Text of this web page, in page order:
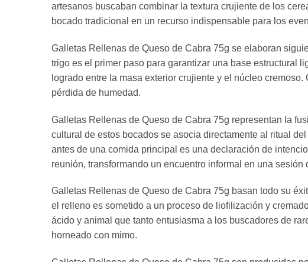
artesanos buscaban combinar la textura crujiente de los
bocado tradicional en un recurso indispensable para los
Galletas Rellenas de Queso de Cabra 75g se elaboran
trigo es el primer paso para garantizar una base estructural
logrado entre la masa exterior crujiente y el núcleo
pérdida de humedad.
Galletas Rellenas de Queso de Cabra 75g representan la
cultural de estos bocados se asocia directamente al ritual
antes de una comida principal es una declaración de
reunión, transformando un encuentro informal en una sesión
Galletas Rellenas de Queso de Cabra 75g basan todo su
el relleno es sometido a un proceso de liofilización y
ácido y animal que tanto entusiasma a los buscadores de
horneado con mimo.